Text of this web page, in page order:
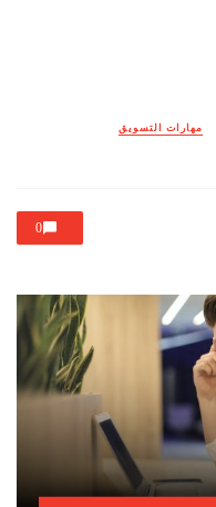
مهارات التسويق
0